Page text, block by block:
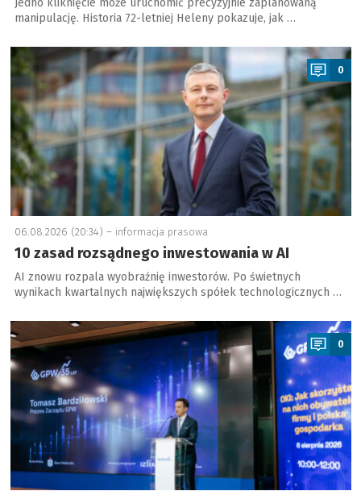
Jedno kliknięcie może uruchomić precyzyjnie zaplanowaną
manipulację. Historia 72-letniej Heleny pokazuje, jak …
a
0
06.08.2026 (20:34) – informacja prasowa
10 zasad rozsądnego inwestowania w AI
AI znowu rozpala wyobraźnię inwestorów. Po świetnych
wynikach kwartalnych największych spółek technologicznych …
a
0